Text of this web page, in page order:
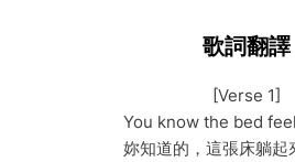
歌詞翻譯
[Verse 1]
You know the bed
妳知道的，這張床躺起